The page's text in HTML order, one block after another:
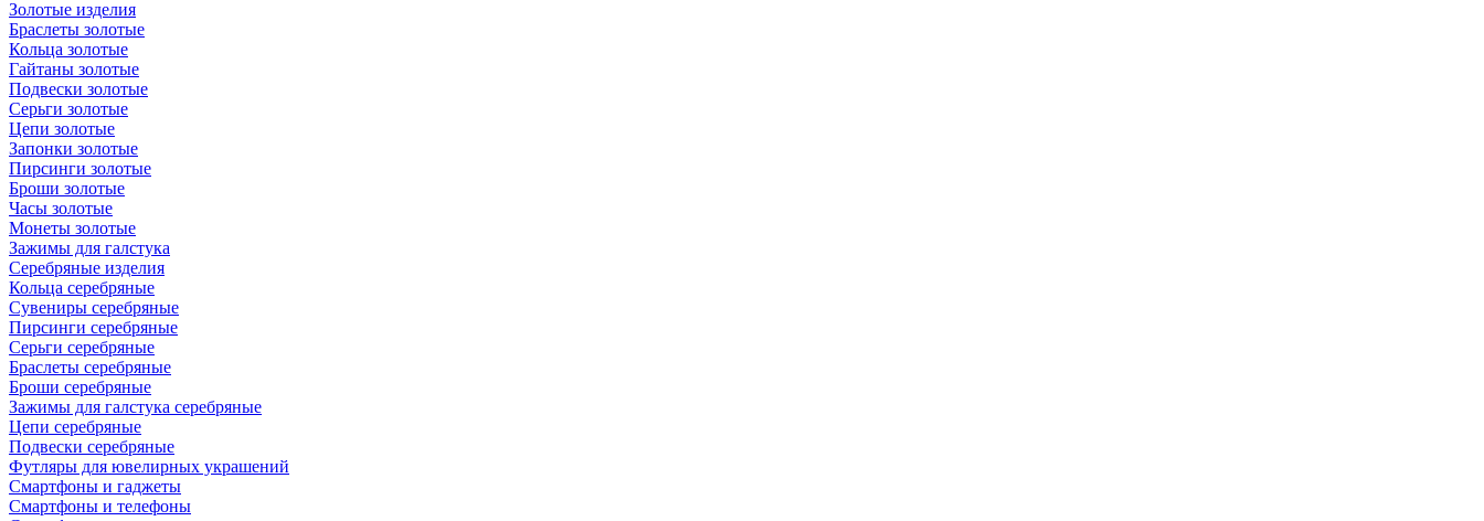
Золотые изделия
Браслеты золотые
Кольца золотые
Гайтаны золотые
Подвески золотые
Серьги золотые
Цепи золотые
Запонки золотые
Пирсинги золотые
Броши золотые
Часы золотые
Монеты золотые
Зажимы для галстука
Серебряные изделия
Кольца серебряные
Сувениры серебряные
Пирсинги серебряные
Серьги серебряные
Браслеты серебряные
Броши серебряные
Зажимы для галстука серебряные
Цепи серебряные
Подвески серебряные
Футляры для ювелирных украшений
Смартфоны и гаджеты
Смартфоны и телефоны